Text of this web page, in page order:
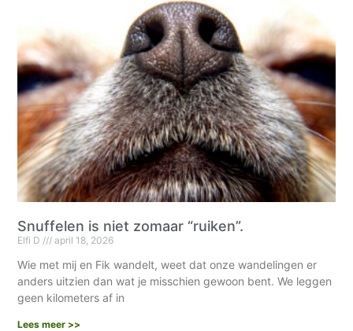
Snuffelen is niet zomaar “ruiken”.
Elfi D april 18, 2026
Wie met mij en Fik wandelt, weet dat onze wandelingen er
anders uitzien dan wat je misschien gewoon bent. We leggen
geen kilometers af in
Lees meer >>